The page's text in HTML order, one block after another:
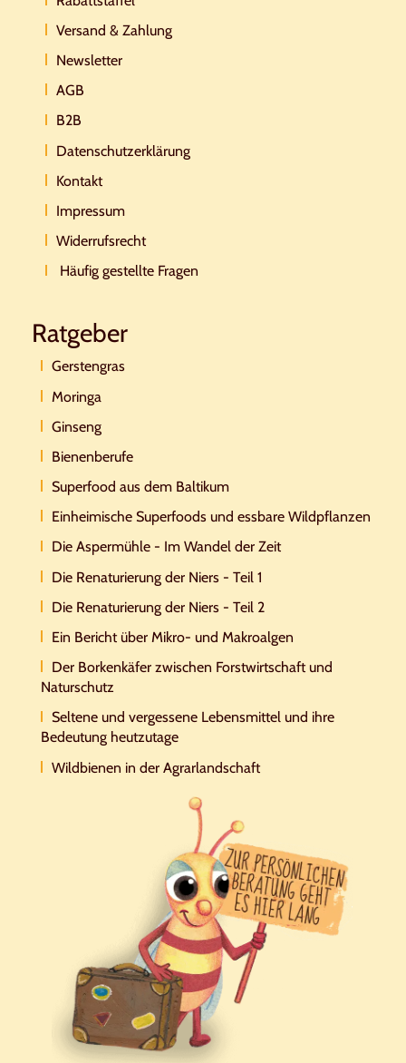
Versand & Zahlung
Newsletter
AGB
B2B
Datenschutzerklärung
Kontakt
Impressum
Widerrufsrecht
Häufig gestellte Fragen
Ratgeber
Gerstengras
Moringa
Ginseng
Bienenberufe
Superfood aus dem Baltikum
Einheimische Superfoods und essbare Wildpflanzen
Die Aspermühle - Im Wandel der Zeit
Die Renaturierung der Niers - Teil 1
Die Renaturierung der Niers - Teil 2
Ein Bericht über Mikro- und Makroalgen
Der Borkenkäfer zwischen Forstwirtschaft und
Naturschutz
Seltene und vergessene Lebensmittel und ihre
Bedeutung heutzutage
Wildbienen in der Agrarlandschaft